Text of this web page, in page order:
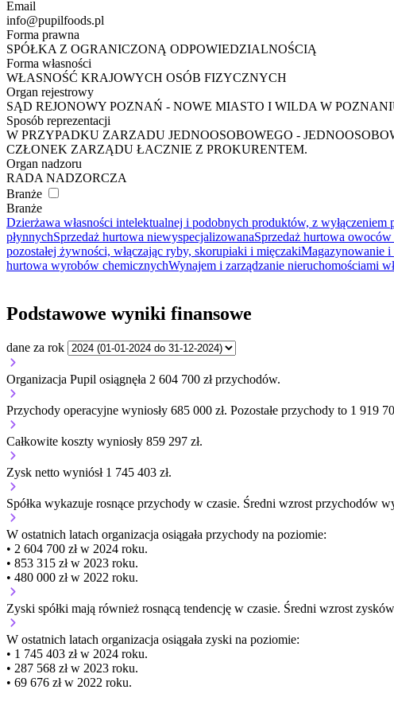
Email
info@pupilfoods.pl
Forma prawna
SPÓŁKA Z OGRANICZONĄ ODPOWIEDZIALNOŚCIĄ
Forma własności
WŁASNOŚĆ KRAJOWYCH OSÓB FIZYCZNYCH
Organ rejestrowy
SĄD REJONOWY POZNAŃ - NOWE MIASTO I WILDA W
Sposób reprezentacji
W PRZYPADKU ZARZADU JEDNOOSOBOWEGO -
CZŁONEK ZARZĄDU ŁACZNIE Z PROKURENTEM.
Organ nadzoru
RADA NADZORCZA
Branże
Branże
Dzierżawa własności intelektualnej i podobnych produktów, z
płynnychSprzedaż hurtowa niewyspecjalizowanaSprzedaż hurtowa
pozostałej żywności, włączając ryby, skorupiaki i mięczakiMagazynowanie i
hurtowa wyrobów chemicznychWynajem i zarządzanie nieruchomościami
Podstawowe wyniki finansowe
dane za rok
Organizacja Pupil osiągnęła 2 604 700 zł przychodów.
Przychody operacyjne wyniosły 685 000 zł. Pozostałe przychody to 1 919
Całkowite koszty wyniosły 859 297 zł.
Zysk netto wyniósł 1 745 403 zł.
Spółka wykazuje rosnące przychody w czasie. Średni wzrost przychodów
W ostatnich latach organizacja osiągała przychody na poziomie:
• 2 604 700 zł w 2024 roku.
• 853 315 zł w 2023 roku.
• 480 000 zł w 2022 roku.
Zyski spółki mają również rosnącą tendencję w czasie. Średni wzrost
W ostatnich latach organizacja osiągała zyski na poziomie:
• 1 745 403 zł w 2024 roku.
• 287 568 zł w 2023 roku.
• 69 676 zł w 2022 roku.